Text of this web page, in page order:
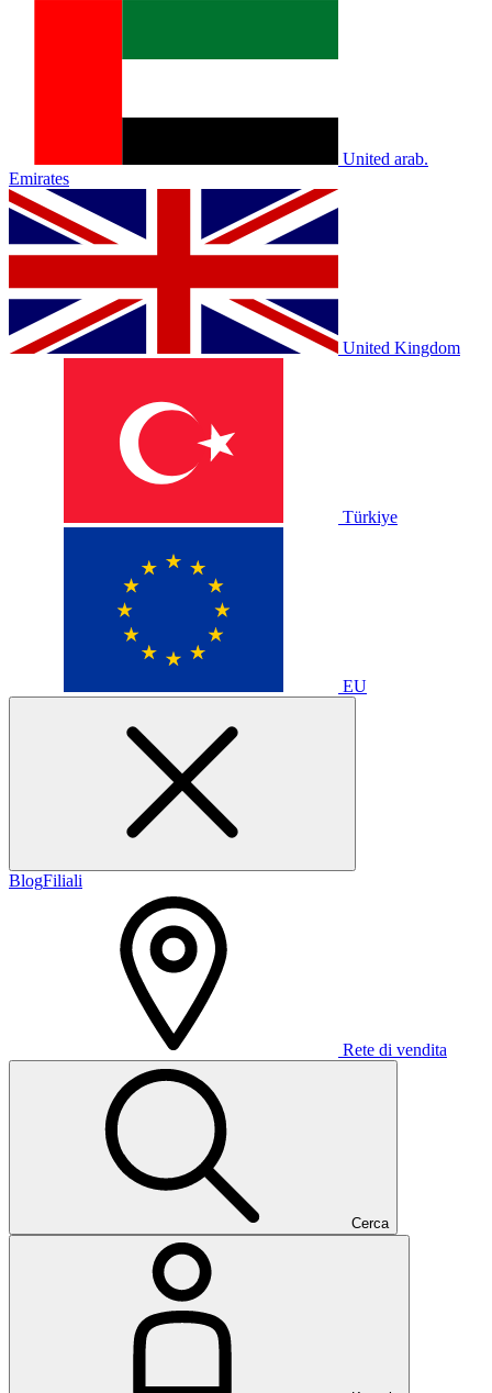
United arab.
Emirates
United Kingdom
Türkiye
EU
BlogFiliali
Rete di vendita
Cerca